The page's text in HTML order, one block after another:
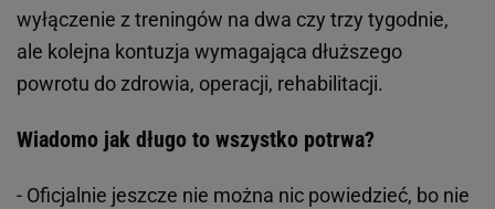
wyłączenie z treningów na dwa czy trzy tygodnie,
ale kolejna kontuzja wymagająca dłuższego
powrotu do zdrowia, operacji, rehabilitacji.
Wiadomo jak długo to wszystko potrwa?
- Oficjalnie jeszcze nie można nic powiedzieć, bo nie